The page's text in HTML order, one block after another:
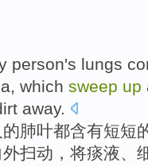
person's lungs
, which sweep up
away.
的肺叶都含有短短
外扫动，将痰液、